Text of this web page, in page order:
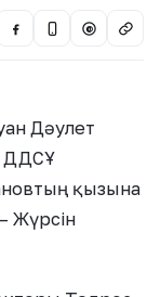
@
Дәулет
ДДСҰ
қызына
Жүрсін